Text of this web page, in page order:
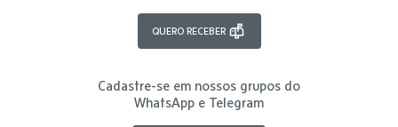
QUERO RECEBER
Cadastre-se em nossos grupos do
WhatsApp e Telegram